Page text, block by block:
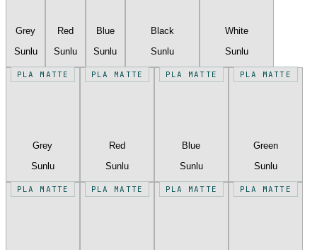
Grey
Sunlu
Red
Sunlu
Blue
Sunlu
Black
Sunlu
White
Sunlu
PLA MATTE
Grey
Sunlu
PLA MATTE
Red
Sunlu
PLA MATTE
Blue
Sunlu
PLA MATTE
Green
Sunlu
PLA MATTE PLA MATTE PLA MATTE PLA MATTE